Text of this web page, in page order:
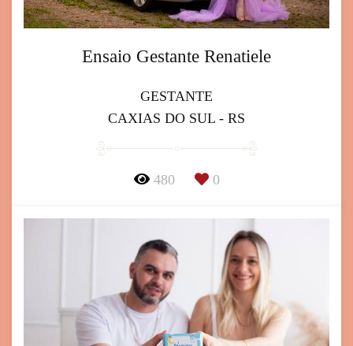
Ensaio Gestante Renatiele
GESTANTE
CAXIAS DO SUL - RS
480 0